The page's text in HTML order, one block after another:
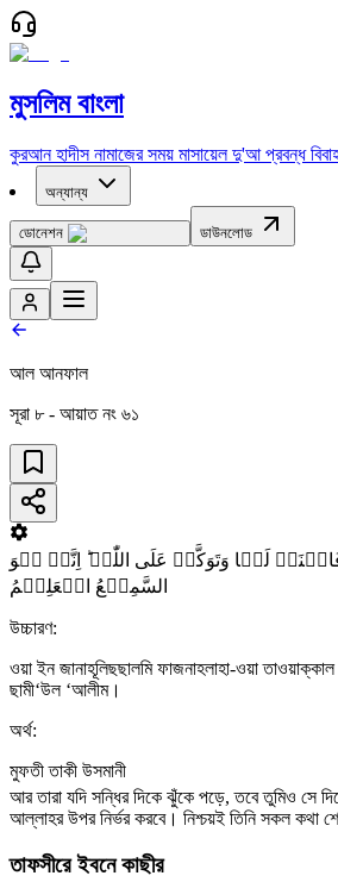
মুসলিম বাংলা
কুরআন হাদীস নামাজের সময় মাসায়েল দু'আ প্রবন্ধ
অন্যান্য
ডোনেশন ডাউনলোড
আল আনফাল
সূরা ৮ - আয়াত নং ৬১
لَہَا وَتَوَکَّلۡ عَلَی اللّٰہِ ؕ اِنَّہٗ ہُوَ
السَّمِیۡعُ الۡعَلِیۡمُ
উচ্চারণ:
ওয়া ইন জানাহূলিছছালমি ফাজনাহলাহা-ওয়া
ছামী‘উল ‘আলীম।
অর্থ:
মুফতী তাকী উসমানী
আর তারা যদি সন্ধির দিকে ঝুঁকে পড়ে, তবে তুমিও সে
আল্লাহর উপর নির্ভর করবে। নিশ্চয়ই তিনি সকল কথা
তাফসীরে ইবনে কাছীর